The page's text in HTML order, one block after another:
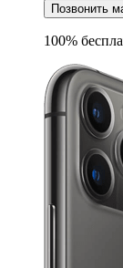
Позвонить
100%